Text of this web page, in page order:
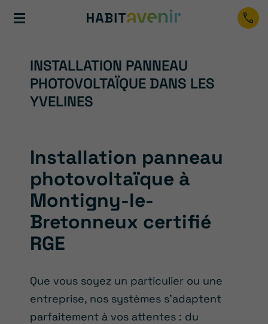
INSTALLATION PANNEAU
PHOTOVOLTAÏQUE DANS LES
YVELINES
Installation panneau
photovoltaïque à
Montigny-le-
Bretonneux certifié
RGE
Que vous soyez un particulier ou une
entreprise, nos systèmes s’adaptent
parfaitement à vos attentes : du